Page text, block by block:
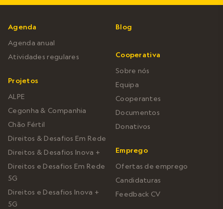
Agenda
Agenda anual
Atividades regulares
Projetos
ALPE
Cegonha & Companhia
Chão Fértil
Direitos & Desafios Em Rede
Direitos & Desafios Inova +
Direitos e Desafios Em Rede
5G
Direitos e Desafios Inova +
5G
Blog
Cooperativa
Sobre nós
Equipa
Cooperantes
Documentos
Donativos
Emprego
Ofertas de emprego
Candidaturas
Feedback CV